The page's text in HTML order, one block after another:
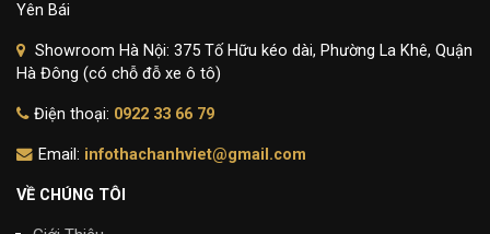
Yên Bái
Showroom Hà Nội: 375 Tố Hữu kéo dài, Phường La Khê, Quận
Hà Đông (có chỗ đỗ xe ô tô)
Điện thoại: 0922 33 66 79
Email: infothachanhviet@gmail.com
VỀ CHÚNG TÔI